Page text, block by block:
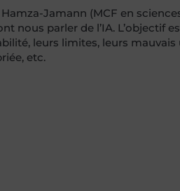
Jamann (MCF en
nous parler de l’IA. L’objectif
leurs limites, leurs
etc.